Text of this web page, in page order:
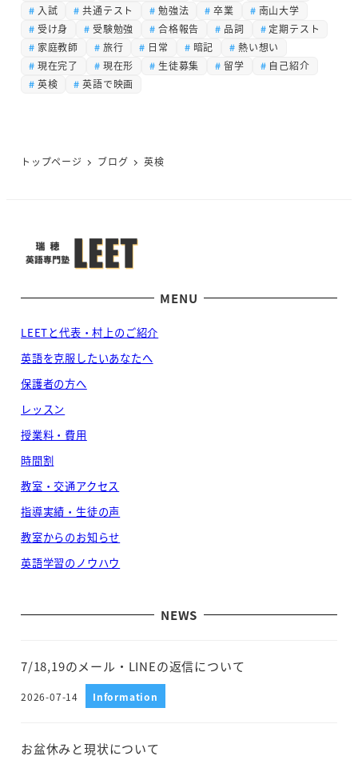
入試
共通テスト 勉強法 卒業
南山大学
受け身
受験勉強 合格報告 品詞
定期テスト
家庭教師
旅行 日常 暗記
熱い想い
現在完了
現在形 生徒募集 留学
自己紹介
英検
英語で映画
トップページ ブログ 英検
MENU
LEETと代表・村上のご紹介
英語を克服したいあなたへ
保護者の方へ
レッスン
授業料・費用
時間割
教室・交通アクセス
指導実績・生徒の声
教室からのお知らせ
英語学習のノウハウ
NEWS
7/18,19のメール・LINEの返信について
投稿日
2026-07-14 Information
お盆休みと現状について